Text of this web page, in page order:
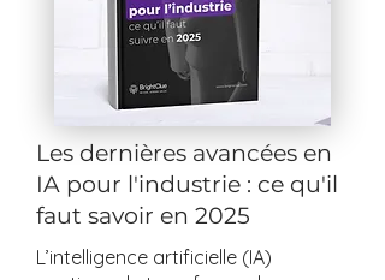
Les dernières avancées en
IA pour l'industrie : ce qu'il
faut savoir en 2025